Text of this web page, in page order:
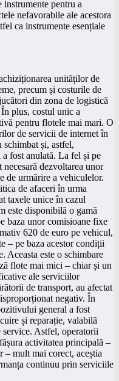
instrumente pentru a
nefavorabile ale acestora
ca instrumente esențiale
unităților de
precum și costurile de
din zona de logistică
plus, costul unic a
pentru flotele mai mari. O
de servicii de internet în
schimbat și, astfel,
fost anulată. La fel și pe
dezvoltarea unor
de urmărire a vehiculelor.
de afaceri în urma
taxele unice în cazul
este disponibilă o gamă
baza unor comisioane fixe
620 de euro pe vehicul,
– pe baza acestor condiții
Aceasta este o schimbare
flote mai mici – chiar și un
ale serviciilor
de transport, au afectat
negativ. În
general a fost
și reparație, valabilă
service. Astfel, operatorii
activitatea principală –
mult mai corect, aceștia
continuu prin serviciile